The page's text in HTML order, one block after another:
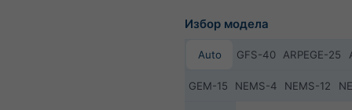
Избор модела
Auto GFS-40 ARPEGE-25
GEM-15 NEMS-4 NEMS-12